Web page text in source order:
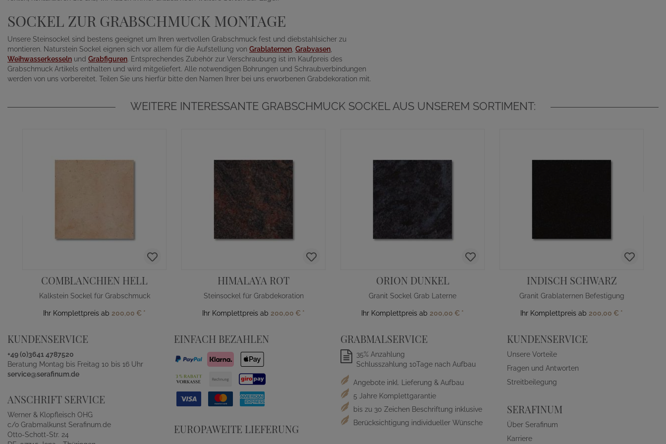
SOCKEL ZUR GRABSCHMUCK MONTAGE
Unsere Steinsockel sind bestens geeignet um Ihren wertvollen Grabschmuck fest und diebstahlsicher zu
montieren. Naturstein Sockel eignen sich vor allem für die Aufstellung von Grablaternen Grabvasen
Weihwasserkesseln und Grabfiguren. Entsprechendes Zubehör zur Verschraubung ist im Kaufpreis des
Grabschmuck Artikels enthalten und wird mitgeliefert. Alle notwendigen Bohrungen und Schraubverbindungen
werden von uns vorbereitet. Teilen Sie uns hierfür bitte den Namen Ihrer bei uns erworbenen Grabdekoration mit.
WEITERE INTERESSANTE GRABSCHMUCK SOCKEL AUS UNSEREM SORTIMENT:
COMBLANCHIEN HELL
Kalkstein Sockel für Grabschmuck
Ihr Komplettpreis ab 200,00 € *
HIMALAYA ROT
Steinsockel für Grabdekoration
Ihr Komplettpreis ab 200,00 € *
ORION DUNKEL
Granit Sockel Grab Laterne
Ihr Komplettpreis ab 200,00 € *
INDISCH SCHWARZ
Granit Grablaternen Befestigung
Ihr Komplettpreis ab 200,00 € *
KUNDENSERVICE
+49 (0)3641 4787520
Beratung Montag bis Freitag 10 bis 16 Uhr
service@serafinum.de
ANSCHRIFT SERVICE
Werner & Klopfleisch OHG
c/o Grabmalkunst Serafinum.de
Otto-Schott-Str. 24
EINFACH BEZAHLEN
EUROPAWEITE LIEFERUNG
GRABMALSERVICE
35% Anzahlung
Schlusszahlung 10Tage nach Aufbau
Angebote inkl. Lieferung & Aufbau
5 Jahre Komplettgarantie
bis zu 30 Zeichen Beschriftung inklusive
Berücksichtigung individueller Wünsche
KUNDENSERVICE
Unsere Vorteile
Fragen und Antworten
Streitbeilegung
SERAFINUM
Über Serafinum
Karriere